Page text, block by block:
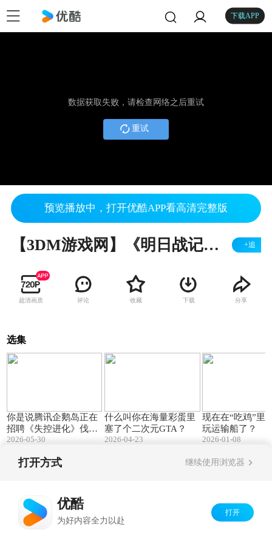
下载APP
数据获取失败，请检查网络之后重试
重试
预览播放中，打开优酷APP看高清完整版
【3DM游戏网】《明日战记》前传动画预告 +追
超清画质 评论 收藏 下载 分享
选集
你是说腾讯企鹅岛正在
招聘《失控进化》伐木
工?
2026-05-30
什么叫你在海量彩蛋里
塞了个二次元GTA？
2026-04-23
现在在“吃鸡”里
玩运输船了？
2026-01-08
打开方式 继续使用浏览器
优酷
为好内容全力以赴
打开